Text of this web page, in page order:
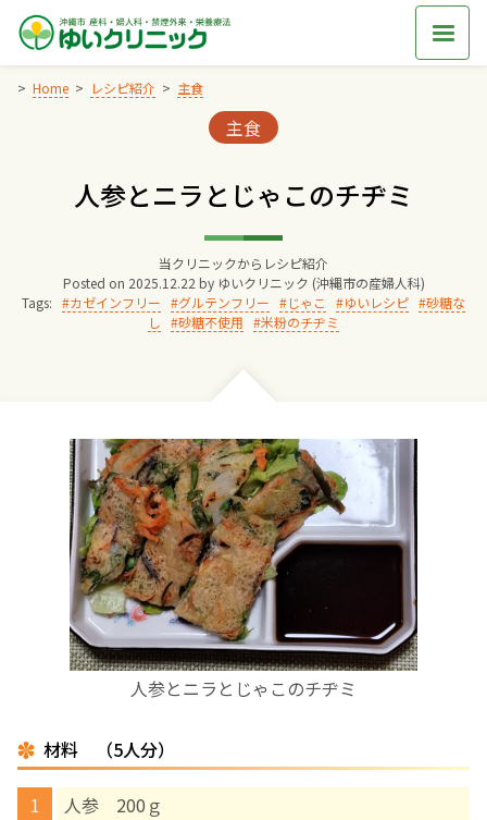
Skip
content
Home レシピ紹介 主食
Categories:
主食
人参とニラとじゃこのチヂミ
当クリニックからレシピ紹介
Posted on 2025.12.22 by ゆいクリニック (沖縄市の産婦人科)
Tags:
カゼインフリー グルテンフリー じゃこ ゆいレシピ
砂糖な
し
砂糖不使用 米粉のチヂミ
人参とニラとじゃこのチヂミ
材料 （5人分）
人参 200ｇ
院長からのごあいさつ
妊婦健診
お産について
親と子の結びつき支援
母乳育児
その他の診療内容